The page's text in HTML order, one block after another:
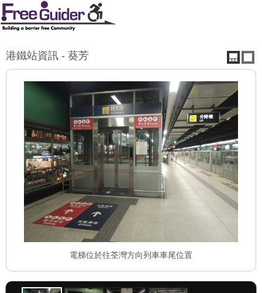
港鐵站資訊 - 葵芳
電梯位於往荃灣方向列車車尾位置